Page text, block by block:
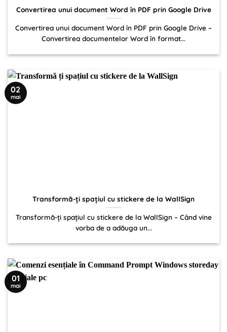
Convertirea unui document Word în PDF prin Google Drive
Convertirea unui document Word în PDF prin Google Drive –
Convertirea documentelor Word în format...
Transformă-ți spațiul cu stickere de la WallSign
Transformă-ți spațiul cu stickere de la WallSign – Când vine
vorba de a adăuga un...
02
mai
01
mai